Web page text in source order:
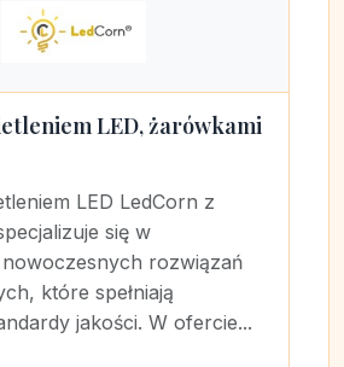
LED, żarówkami
LED LedCorn z
się w
rozwiązań
które spełniają
jakości. W ofercie...